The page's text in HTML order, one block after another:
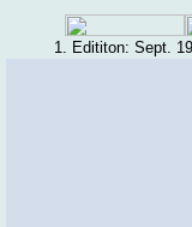
1. Edi­ti­ton: Sept.